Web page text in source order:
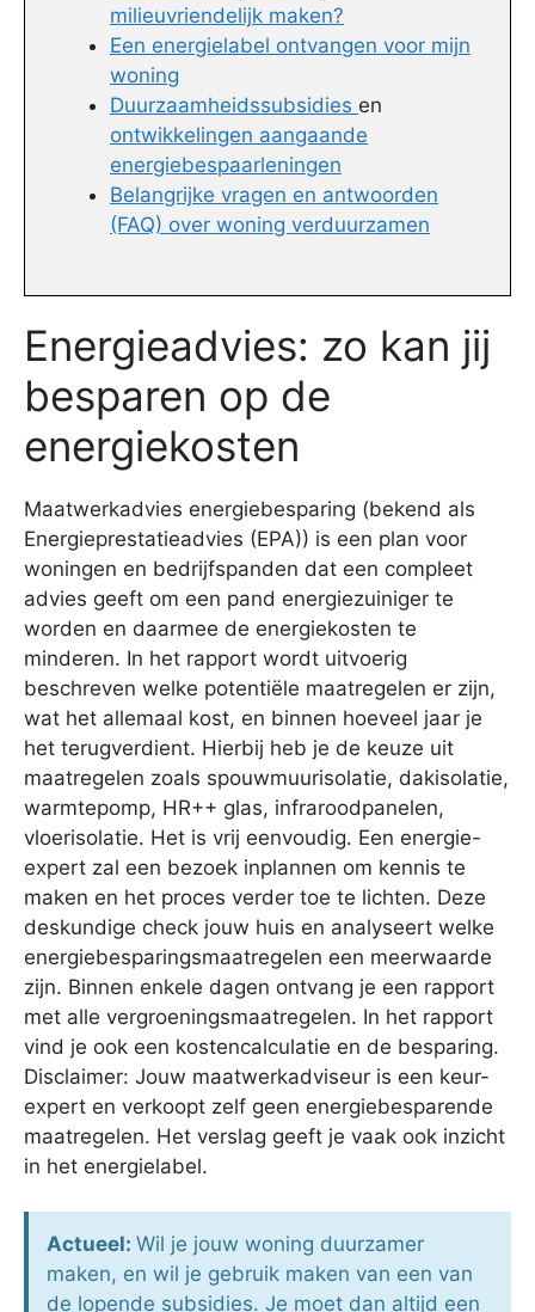
milieuvriendelijk maken?
Een energielabel ontvangen voor mijn
woning
Duurzaamheidssubsidies en
ontwikkelingen aangaande
energiebespaarleningen
Belangrijke vragen en antwoorden
(FAQ) over woning verduurzamen
Energieadvies: zo kan jij
besparen op de
energiekosten
Maatwerkadvies energiebesparing (bekend als
Energieprestatieadvies (EPA)) is een plan voor
woningen en bedrijfspanden dat een compleet
advies geeft om een pand energiezuiniger te
worden en daarmee de energiekosten te
minderen. In het rapport wordt uitvoerig
beschreven welke potentiële maatregelen er zijn,
wat het allemaal kost, en binnen hoeveel jaar je
het terugverdient. Hierbij heb je de keuze uit
maatregelen zoals spouwmuurisolatie, dakisolatie,
warmtepomp, HR++ glas, infraroodpanelen,
vloerisolatie. Het is vrij eenvoudig. Een energie-
expert zal een bezoek inplannen om kennis te
maken en het proces verder toe te lichten. Deze
deskundige check jouw huis en analyseert welke
energiebesparingsmaatregelen een meerwaarde
zijn. Binnen enkele dagen ontvang je een rapport
met alle vergroeningsmaatregelen. In het rapport
vind je ook een kostencalculatie en de besparing.
Disclaimer: Jouw maatwerkadviseur is een keur-
expert en verkoopt zelf geen energiebesparende
maatregelen. Het verslag geeft je vaak ook inzicht
in het energielabel.
Actueel: Wil je jouw woning duurzamer
maken, en wil je gebruik maken van een van
de lopende subsidies. Je moet dan altijd een